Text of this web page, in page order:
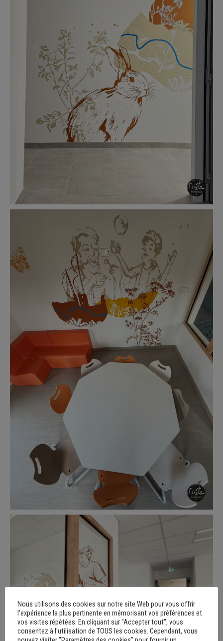
Nous utilisons des cookies sur notre site Web pour vous offrir
l'expérience la plus pertinente en mémorisant vos préférences et
vos visites répétées. En cliquant sur "Accepter tout", vous
consentez à l'utilisation de TOUS les cookies. Cependant, vous